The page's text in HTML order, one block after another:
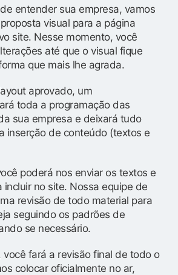
entender sua empresa, vamos
visual para a página
site. Nesse momento, você
até que o visual fique
que mais lhe agrada.
aprovado, um
toda a programação das
sua empresa e deixará tudo
inserção de conteúdo (textos e
poderá nos enviar os textos e
no site. Nossa equipe de
revisão de todo material para
seguindo os padrões de
se necessário.
você fará a revisão final de todo o
colocar oficialmente no ar,